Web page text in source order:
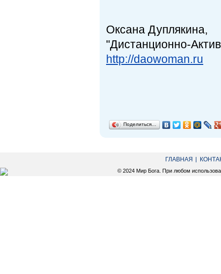
Оксана Дуплякина,
http://daowoman.ru
Поделиться…
ГЛАВНАЯ
© 2024 Мир Бога. При любом